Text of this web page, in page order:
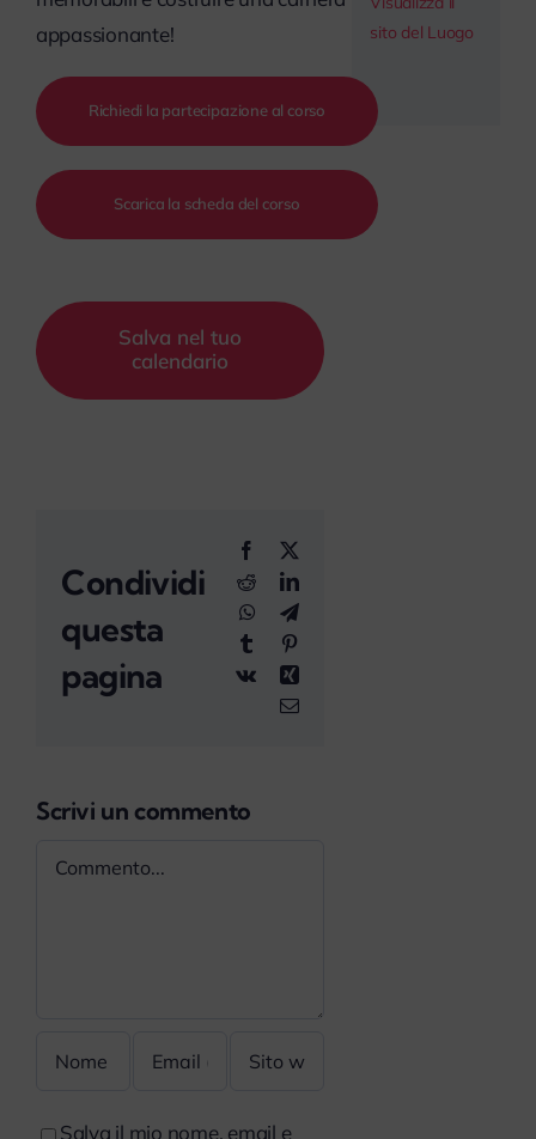
appassionante!
Richiedi la partecipazione al corso
Scarica la scheda del corso
Salva nel tuo
calendario
Condividi
questa
pagina
Facebook
X
RedditLinkedIn
WhatsAppTelegram
Tumblr
Vk
Email
Scrivi un commento
Commento
Salva il mio nome, email e
sito del Luogo